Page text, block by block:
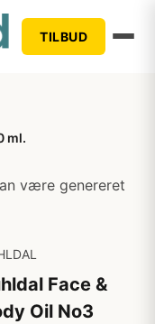
TILBUD
ml.
være genereret
Face &
Oil No3